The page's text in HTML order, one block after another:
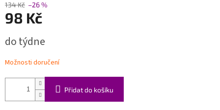
134 Kč –26 %
98 Kč
cena:
do týdne
Možnosti doručení
Přidat do košíku